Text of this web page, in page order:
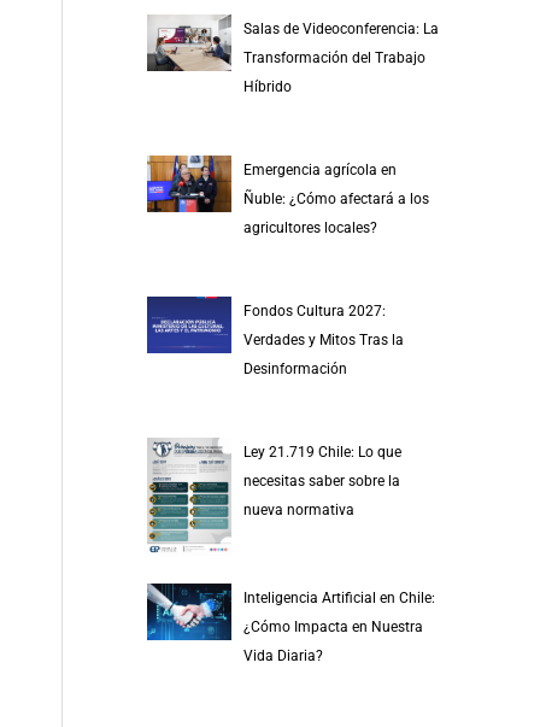
Salas de Videoconferencia: La
Transformación del Trabajo
Híbrido
Emergencia agrícola en
Ñuble: ¿Cómo afectará a los
agricultores locales?
Fondos Cultura 2027:
Verdades y Mitos Tras la
Desinformación
Ley 21.719 Chile: Lo que
necesitas saber sobre la
nueva normativa
Inteligencia Artificial en Chile:
¿Cómo Impacta en Nuestra
Vida Diaria?